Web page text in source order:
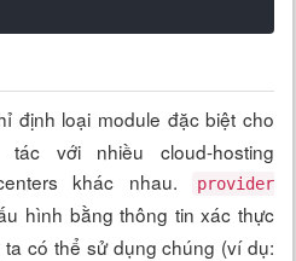
định loại module đặc biệt cho
tác với nhiều cloud-hosting
khác nhau.
provider
hình bằng thông tin xác thực
có thể sử dụng chúng (ví dụ: